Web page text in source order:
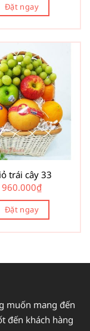
Đặt ngay
trái cây 33
960.000₫
Đặt ngay
muốn mang đến
đến khách hàng